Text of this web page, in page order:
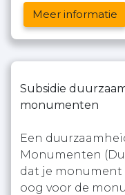
Meer informatie
Subsidie
monumenten
Een
Monumenten
dat je monument
oog voor de